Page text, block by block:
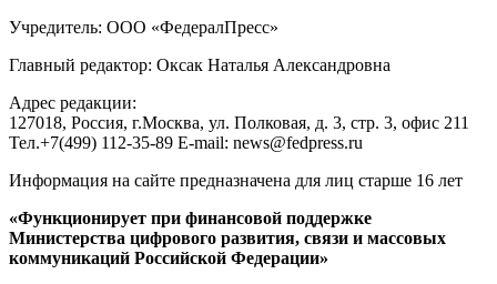
Учредитель: ООО «ФедералПресс»
Главный редактор: Оксак Наталья Александровна
Адрес редакции:
127018, Россия, г.Москва, ул. Полковая, д. 3, стр. 3, офис 211
Тел.+7(499) 112-35-89 E-mail: news@fedpress.ru
Информация на сайте предназначена для лиц старше 16 лет
«Функционирует при финансовой поддержке
Министерства цифрового развития, связи и массовых
коммуникаций Российской Федерации»